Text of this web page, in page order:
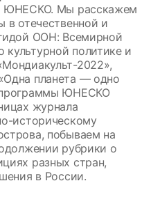
ЮНЕСКО. Мы расскажем
в отечественной и
ООН: Всемирной
политике и
2022»,
планета — одно
ЮНЕСКО
журнала
историческому
побываем на
рубрики о
разных стран,
в России.